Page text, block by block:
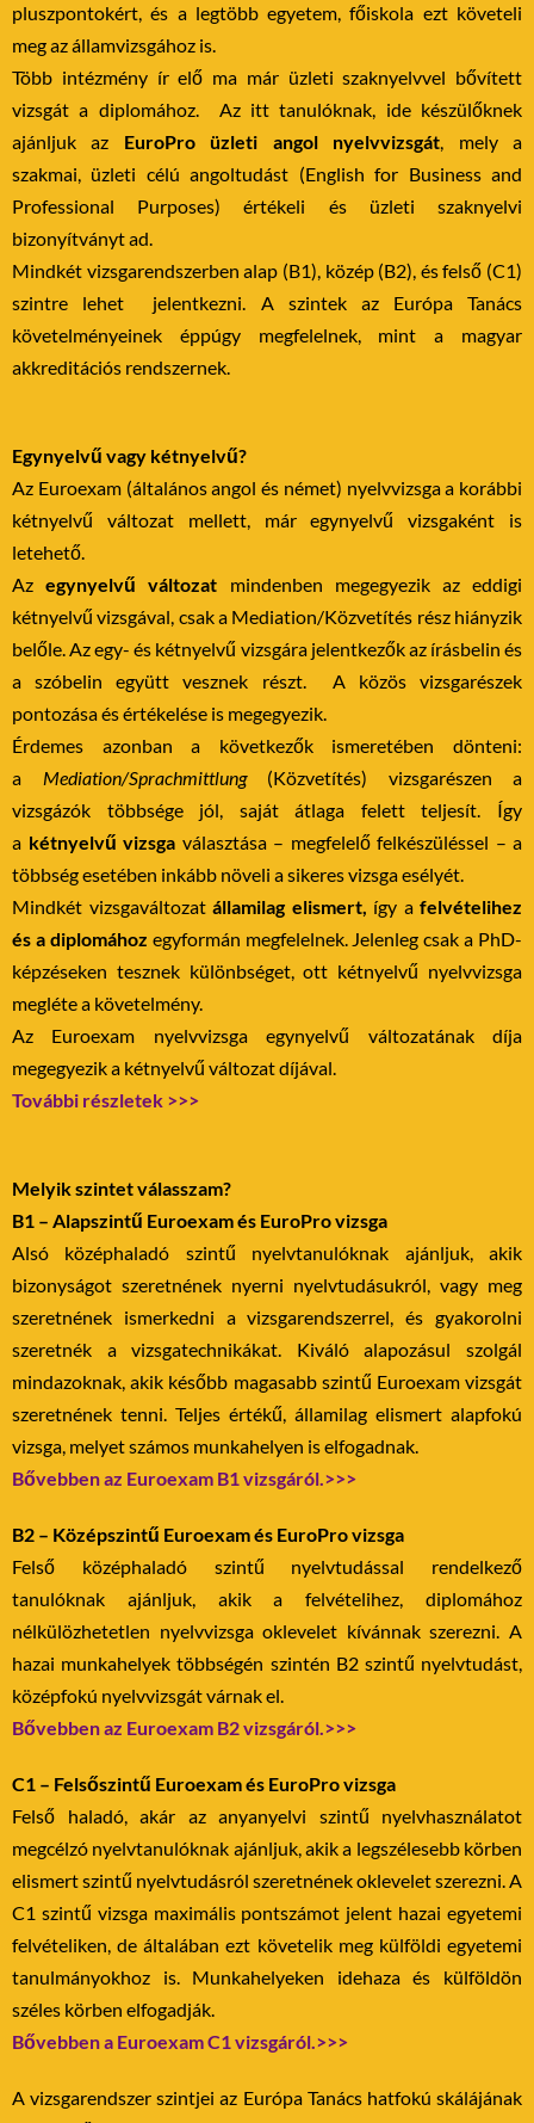
pluszpontokért, és a legtöbb egyetem, főiskola ezt követeli
meg az államvizsgához is.
Több intézmény ír elő ma már üzleti szaknyelvvel bővített
vizsgát a diplomához. Az itt tanulóknak, ide készülőknek
ajánljuk az EuroPro üzleti angol nyelvvizsgát, mely a
szakmai, üzleti célú angoltudást (English for Business and
Professional Purposes) értékeli és üzleti szaknyelvi
bizonyítványt ad.
Mindkét vizsgarendszerben alap (B1), közép (B2), és felső (C1)
szintre lehet jelentkezni. A szintek az Európa Tanács
követelményeinek éppúgy megfelelnek, mint a magyar
akkreditációs rendszernek.
Egynyelvű vagy kétnyelvű?
Az Euroexam (általános angol és német) nyelvvizsga a korábbi
kétnyelvű változat mellett, már egynyelvű vizsgaként is
letehető.
Azegynyelvű változat mindenben megegyezik az eddigi
kétnyelvű vizsgával, csak a Mediation/Közvetítés rész hiányzik
belőle. Az egy- és kétnyelvű vizsgára jelentkezők az írásbelin és
a szóbelin együtt vesznek részt. A közös vizsgarészek
pontozása és értékelése is megegyezik.
Érdemes azonban a következők ismeretében dönteni:
a Mediation/Sprachmittlung(Közvetítés) vizsgarészen a
vizsgázók többsége jól, saját átlaga felett teljesít. Így
a kétnyelvű vizsga választása – megfelelő felkészüléssel – a
többség esetében inkább növeli a sikeres vizsga esélyét.
Mindkét vizsgaváltozat államilag elismert, így a felvételihez
és a diplomához egyformán megfelelnek. Jelenleg csak a PhD-
képzéseken tesznek különbséget, ott kétnyelvű nyelvvizsga
megléte a követelmény.
Az Euroexam nyelvvizsga egynyelvű változatának díja
megegyezik a kétnyelvű változat díjával.
További részletek >>>
Melyik szintet válasszam?
B1 – Alapszintű Euroexam és EuroPro vizsga
Alsó középhaladó szintű nyelvtanulóknak ajánljuk, akik
bizonyságot szeretnének nyerni nyelvtudásukról, vagy meg
szeretnének ismerkedni a vizsgarendszerrel, és gyakorolni
szeretnék a vizsgatechnikákat. Kiváló alapozásul szolgál
mindazoknak, akik később magasabb szintű Euroexam vizsgát
szeretnének tenni. Teljes értékű, államilag elismert alapfokú
vizsga, melyet számos munkahelyen is elfogadnak.
Bővebben az Euroexam B1 vizsgáról.>>>
B2 – Középszintű Euroexam és EuroPro vizsga
Felső középhaladó szintű nyelvtudással rendelkező
tanulóknak ajánljuk, akik a felvételihez, diplomához
nélkülözhetetlen nyelvvizsga oklevelet kívánnak szerezni. A
hazai munkahelyek többségén szintén B2 szintű nyelvtudást,
középfokú nyelvvizsgát várnak el.
Bővebben az Euroexam B2 vizsgáról.>>>
C1 – Felsőszintű Euroexam és EuroPro vizsga
Felső haladó, akár az anyanyelvi szintű nyelvhasználatot
megcélzó nyelvtanulóknak ajánljuk, akik a legszélesebb körben
elismert szintű nyelvtudásról szeretnének oklevelet szerezni. A
C1 szintű vizsga maximális pontszámot jelent hazai egyetemi
felvételiken, de általában ezt követelik meg külföldi egyetemi
tanulmányokhoz is. Munkahelyeken idehaza és külföldön
széles körben elfogadják.
Bővebben a Euroexam C1 vizsgáról.>>>
A vizsgarendszer szintjei az Európa Tanács hatfokú skálájának